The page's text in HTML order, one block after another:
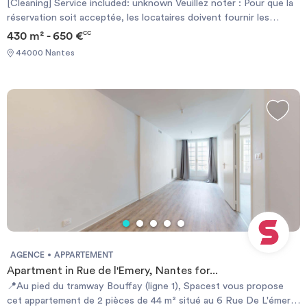
[Cleaning] Service included: unknown Veuillez noter : Pour que la
réservation soit acceptée, les locataires doivent fournir les
documents suivants : 1. Preuve de fonds : fiches de paie, relevé
bancaire/Garant résidant en France/GarantMe/Visale 2. Carte
d'identité/passeport 3. Contrat de travail/Lettre d'inscription
refunded if you cancel up to 90 days before the contract start
date or you'll get a 50% refund if you cancel up to 30 days.
[Politique d'Annulation] Votre 1er loyer sera remboursé à 100% si
vous annulez jusqu'à 90 jours avant la date de début du contrat,
ou vous obtiendrez un remboursement de 50% si vous annulez
430 m² - 650 €CC
44000 Nantes
AGENCE APPARTEMENT
Apartment in Rue de l'Emery, Nantes for...
📍Au pied du tramway Bouffay (ligne 1), Spacest vous propose
cet appartement de 2 pièces de 44 m² situé au 6 Rue De L'émery